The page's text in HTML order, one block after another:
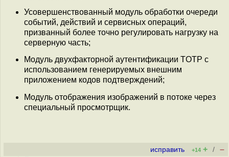
Усовершенствованный модуль обработки очереди
событий, действий и сервисных операций,
призванный более точно регулировать нагрузку на
серверную часть;
Модуль двухфакторной аутентификации TOTP с
использованием генерируемых внешним
приложением кодов подтверждений;
Модуль отображения изображений в потоке через
специальный просмотрщик.
исправить +14 + / –